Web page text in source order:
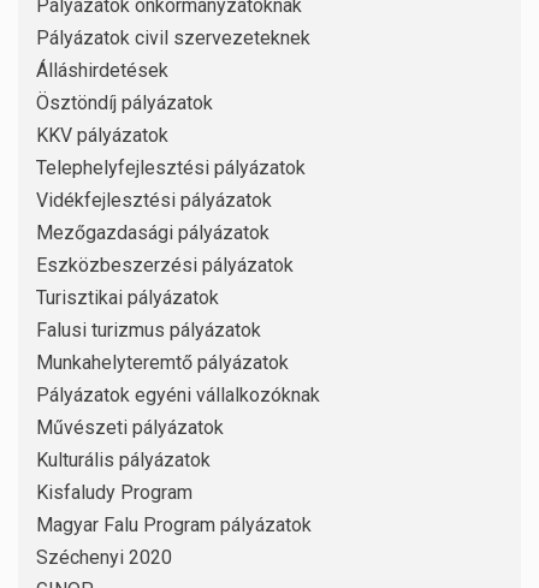
Pályázatok önkormányzatoknak
Pályázatok civil szervezeteknek
Álláshirdetések
Ösztöndíj pályázatok
KKV pályázatok
Telephelyfejlesztési pályázatok
Vidékfejlesztési pályázatok
Mezőgazdasági pályázatok
Eszközbeszerzési pályázatok
Turisztikai pályázatok
Falusi turizmus pályázatok
Munkahelyteremtő pályázatok
Pályázatok egyéni vállalkozóknak
Művészeti pályázatok
Kulturális pályázatok
Kisfaludy Program
Magyar Falu Program pályázatok
Széchenyi 2020